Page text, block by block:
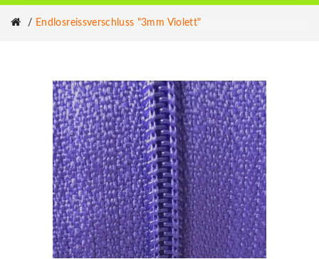
Endlosreissverschluss "3mm Violett"